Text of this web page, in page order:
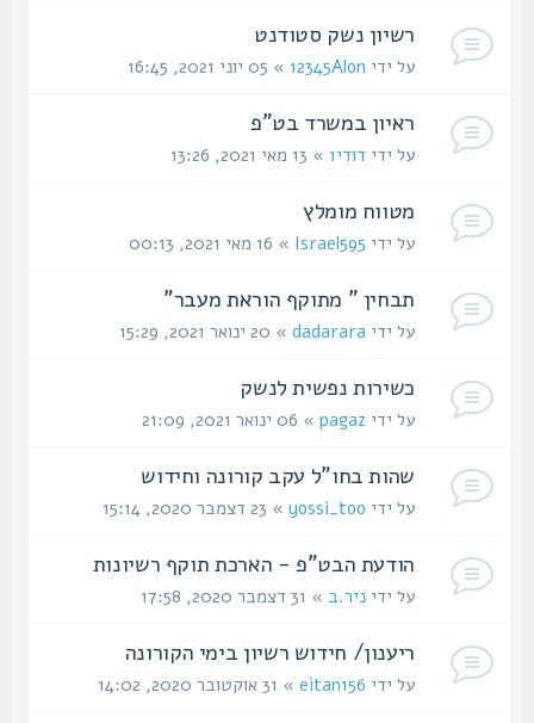
רשיון נשק סטודנט
על ידי12345Alon» 05 יוני 2021, 16:45
ראיון במשרד בט"פ
על ידידודי1 » 13 מאי 2021, 13:26
מטווח מומלץ
על ידיIsrael595» 16 מאי 2021, 00:13
תבחין " מתוקף הוראת מעבר"
על ידיdadarara» 20 ינואר 2021, 15:29
כשירות נפשית לנשק
על ידיpagaz» 06 ינואר 2021, 21:09
שהות בחו"ל עקב קורונה וחידוש
על ידיyossi_too» 23 דצמבר 2020, 15:14
הודעת הבט"פ - הארכת תוקף רשיונות
על ידיניר.ב» 31 דצמבר 2020, 17:58
ריענון/ חידוש רשיון בימי הקורונה
על ידיeitan156» 31 אוקטובר 2020, 14:02